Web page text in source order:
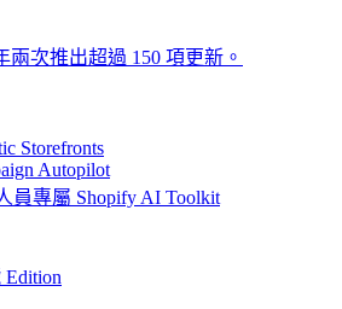
兩次推出超過 150 項更新。
Storefronts
Autopilot
員專屬 Shopify AI Toolkit
Edition